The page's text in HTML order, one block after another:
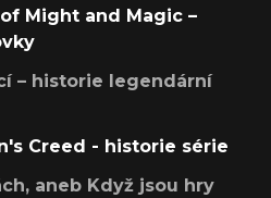
Might and Magic –
– historie legendární
Creed - historie série
aneb Když jsou hry